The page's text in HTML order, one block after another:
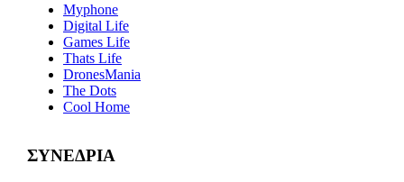
Myphone
Digital Life
Games Life
Thats Life
DronesMania
The Dots
Cool Home
ΣΥΝΕΔΡΙΑ